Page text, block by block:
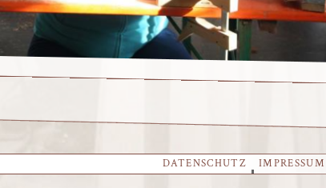
IMPRESSUM
DATENSCHUTZ